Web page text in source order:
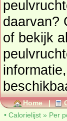
peulvruchten. Zoekt u een ander product
daarvan?
of bekijk
Home |
• Calorielijst » Per